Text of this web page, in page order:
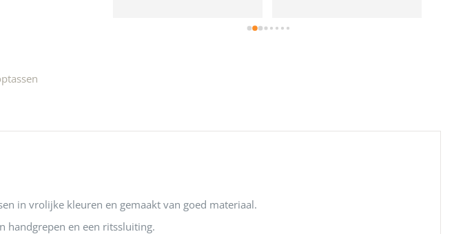
in vrolijke kleuren en gemaakt van goed materiaal.
handgrepen en een ritssluiting.